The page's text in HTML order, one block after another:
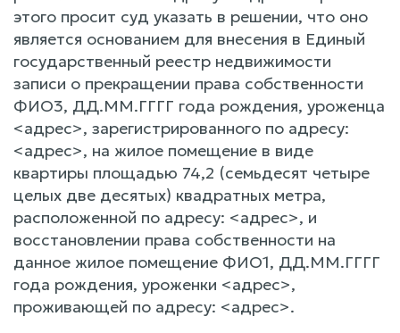
этого просит суд указать в решении, что оно
является основанием для внесения в Единый
государственный реестр недвижимости
записи о прекращении права собственности
ФИО3, ДД.ММ.ГГГГ года рождения, уроженца
<адрес>, зарегистрированного по адресу:
<адрес>, на жилое помещение в виде
квартиры площадью 74,2 (семьдесят четыре
целых две десятых) квадратных метра,
расположенной по адресу: <адрес>, и
восстановлении права собственности на
данное жилое помещение ФИО1, ДД.ММ.ГГГГ
года рождения, уроженки <адрес>,
проживающей по адресу: <адрес>.